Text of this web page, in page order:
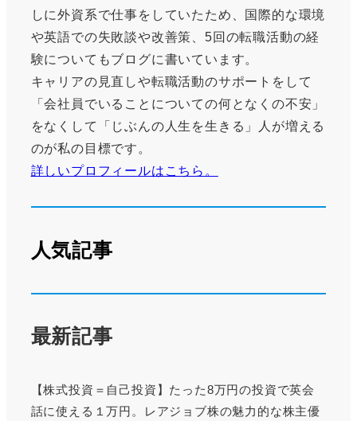
しに外資系で仕事をしていたため、国際的な環境
や英語での失敗談や改善策、5回の転職活動の経
験についてもブログに書いています。
キャリアの見直しや転職活動のサポートをして
「会社員でいることについての何となくの不安」
をなくして「じぶんの人生を生きる」人が増える
のが私の目標です。
詳しいプロフィールはこちら。
人気記事
最新記事
【株式投資＝自己投資】たった8万円の投資で英会
話に使える１万円。レアジョブ株の魅力的な株主優